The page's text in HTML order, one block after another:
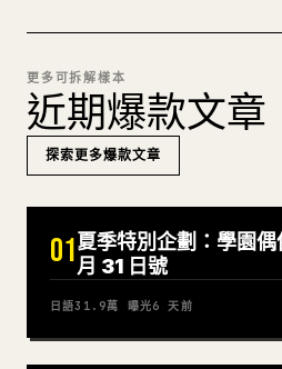
更多可拆解樣本
近期爆款文章
探索更多爆款文章
01夏季特別企劃：學園
月 31 日號
日語31.9萬 曝光6 天前